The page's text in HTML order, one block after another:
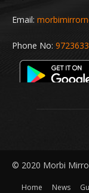
Email:
Phone No:
© 2020 Morbi
Home News